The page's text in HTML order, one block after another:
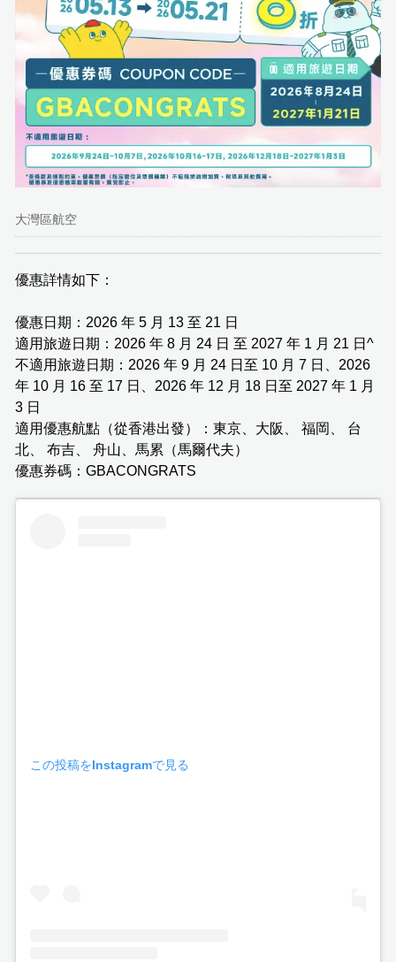
大灣區航空
優惠詳情如下：
優惠日期：2026 年 5 月 13 至 21 日
適用旅遊日期：2026 年 8 月 24 日 至 2027 年 1 月 21 日^
不適用旅遊日期：2026 年 9 月 24 日至 10 月 7 日、2026
年 10 月 16 至 17 日、2026 年 12 月 18 日至 2027 年 1 月
3 日
適用優惠航點（從香港出發）：東京、大阪、 福岡、 台
北、 布吉、 舟山、馬累（馬爾代夫）
優惠券碼：GBACONGRATS
この投稿をInstagramで見る